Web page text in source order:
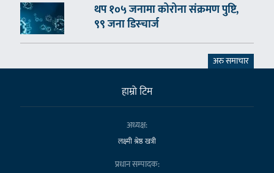
थप १०५ जनामा कोरोना संक्रमण पुष्टि,
९९ जना डिस्चार्ज
अरु समाचार
हाम्राे टिम
अध्यक्ष:
लक्ष्मी श्रेष्ठ खत्री
प्रधान सम्पादक: